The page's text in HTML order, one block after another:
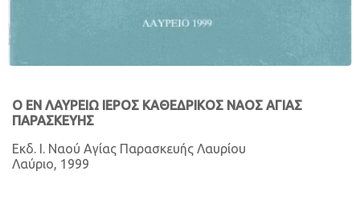
Ο ΕΝ ΛΑΥΡΕΙΩ ΙΕΡΟΣ ΚΑΘΕΔΡΙΚΟΣ ΝΑΟΣ ΑΓΙΑΣ
ΠΑΡΑΣΚΕΥΗΣ
Εκδ. Ι. Ναού Αγίας Παρασκευής Λαυρίου
Λαύριο, 1999